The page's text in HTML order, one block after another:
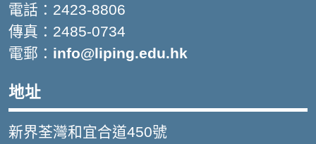
電話：2423-8806
傳真：2485-0734
電郵： info@liping.edu.hk
地址
新界荃灣和宜合道450號